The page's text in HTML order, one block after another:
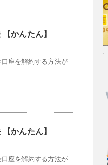
かんたん】
口座を解約する方法が
かんたん】
口座を解約する方法が